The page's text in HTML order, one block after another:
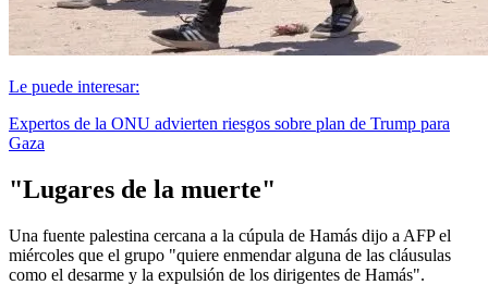
Le puede interesar:
Expertos de la ONU advierten riesgos sobre plan de Trump para
Gaza
"Lugares de la muerte"
Una fuente palestina cercana a la cúpula de Hamás dijo a AFP el
miércoles que el grupo "quiere enmendar alguna de las cláusulas
como el desarme y la expulsión de los dirigentes de Hamás".